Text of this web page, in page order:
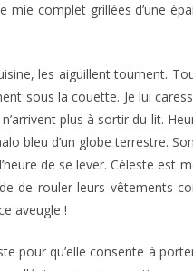
complet grillées d’une
les aiguillent tournent.
sous la couette. Je lui
plus à sortir du lit.
d’un globe terrestre.
de se lever. Céleste est
de rouler leurs vêtements
aveugle !
pour qu’elle consente à